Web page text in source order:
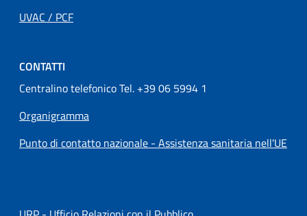
UVAC / PCF
CONTATTI
Centralino telefonico Tel. +39 06 5994 1
Organigramma
Punto di contatto nazionale - Assistenza sanitaria nell'UE